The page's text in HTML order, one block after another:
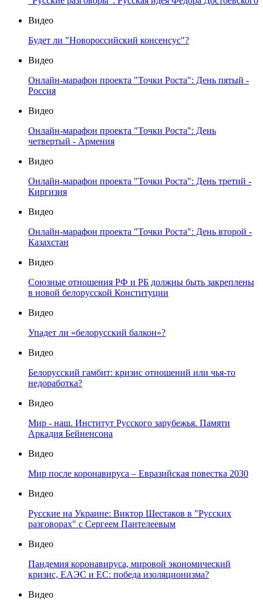
Видео
Будет ли "Новороссийский консенсус"?
Видео
Онлайн-марафон проекта "Точки Роста": День пятый -
Россия
Видео
Онлайн-марафон проекта "Точки Роста": День
четвертый - Армения
Видео
Онлайн-марафон проекта "Точки Роста": День третий -
Киргизия
Видео
Онлайн-марафон проекта "Точки Роста": День второй -
Казахстан
Видео
Союзные отношения РФ и РБ должны быть закреплены
в новой белорусской Конституции
Видео
Упадет ли «белорусский балкон»?
Видео
Белорусский гамбит: кризис отношений или чья-то
недоработка?
Видео
Мир - наш. Институт Русского зарубежья. Памяти
Аркадия Бейненсона
Видео
Мир после коронавируса – Евразийская повестка 2030
Видео
Русские на Украине: Виктор Шестаков в "Русских
разговорах" с Сергеем Пантелеевым
Видео
Пандемия коронавируса, мировой экономический
кризис, ЕАЭС и ЕС: победа изоляционизма?
Видео